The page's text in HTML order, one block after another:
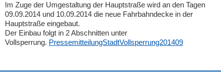
Im Zuge der Umgestaltung der Hauptstraße wird an den Tagen
09.09.2014 und 10.09.2014 die neue Fahrbahndecke in der
Hauptstraße eingebaut.
Der Einbau folgt in 2 Abschnitten unter
Vollsperrung. PressemitteilungStadtVollsperrung201409